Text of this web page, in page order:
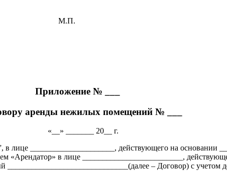
М.П.
Приложение № ___
аренды нежилых помещений № ___
20__ г.
в лице _____________________, действующего на основании
«Арендатор» в лице _________________________,
– Договор) с учетом